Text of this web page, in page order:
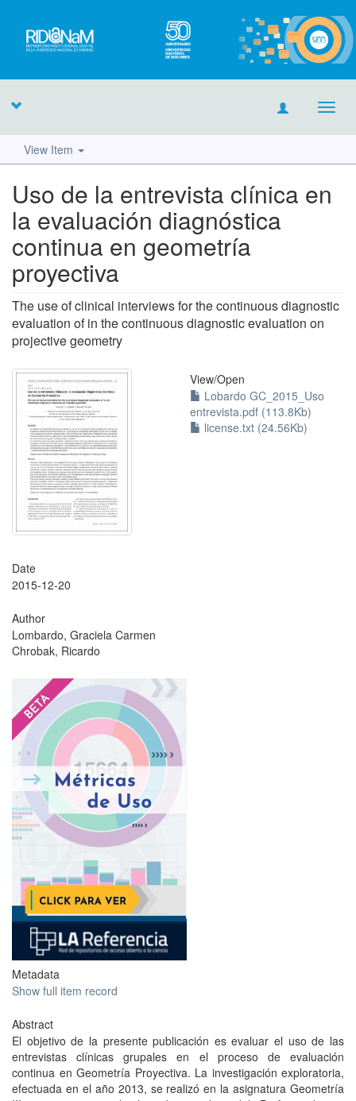
View Item
Uso de la entrevista clínica en
la evaluación diagnóstica
continua en geometría
proyectiva
The use of clinical interviews for the continuous diagnostic
evaluation of in the continuous diagnostic evaluation on
projective geometry
View/Open
Lobardo GC_2015_Uso
entrevista.pdf (113.8Kb)
license.txt (24.56Kb)
Date
2015-12-20
Author
Lombardo, Graciela Carmen
Chrobak, Ricardo
?
Metadata
Show full item record
Abstract
El objetivo de la presente publicación es evaluar el uso de las
entrevistas clínicas grupales en el proceso de evaluación
continua en Geometría Proyectiva. La investigación exploratoria,
efectuada en el año 2013, se realizó en la asignatura Geometría